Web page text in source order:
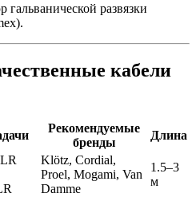
гальванической развязки
кабели
Рекомендуемые
бренды
Длина
Klötz, Cordial,
Proel, Mogami, Van
Damme
1.5–3
м